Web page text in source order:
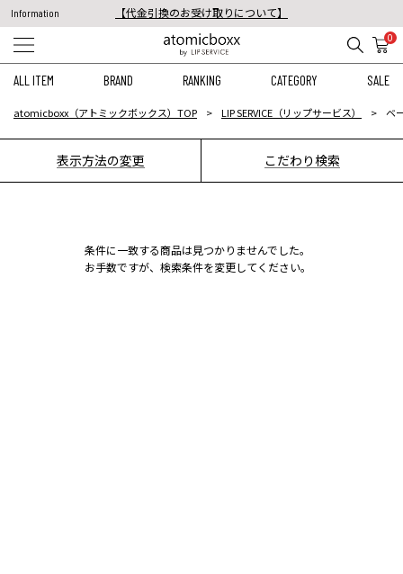
Information
【代金引換のお受け取りについて】
税込11,000円以上のご注文で送料無料！
0
ALL ITEM BRAND RANKING CATEGORY SALE
atomicboxx（アトミックボックス）TOP LIP SERVICE（リップサービス） ベ
表示方法の変更 こだわり検索
条件に一致する商品は見つかりませんでした。
お手数ですが、検索条件を変更してください。